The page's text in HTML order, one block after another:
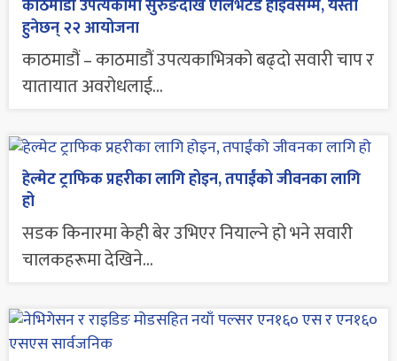
काठमाडौं उपत्यकामा सुरुङदेखि एलिभेटेड हाइवेसम्म, यस्ता
हुनेछन् २२ आयोजना
काठमाडौं – काठमाडौं उपत्यकाभित्रको बढ्दो सवारी चाप र
यातायात अवरोधलाई...
हेल्मेट ट्राफिक प्रहरीका लागि होइन, तपाईंको जीवनका लागि
हो
सडक किनारमा केही बेर उभिएर नियाल्ने हो भने सवारी
चालकहरूमा देखिने...